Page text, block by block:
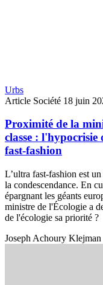
Urbs
Article Société 18 juin
Proximité de la
classe :
fast-fashion
L’ultra fast-fashion est
la condescendance. En
épargnant les géants
ministre de l'Écologie a
de l'écologie sa priorité ?
Joseph Achoury Klejman